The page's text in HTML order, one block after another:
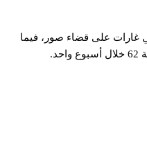
غارات على قضاء صور، فيما
62 خلال أسبوع واحد.